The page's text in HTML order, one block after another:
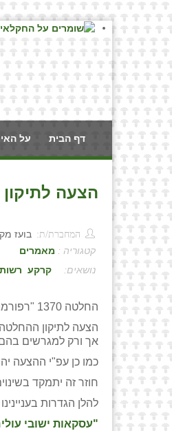
דף הבית על
הצעה לתיקון החלטת
המחברת/ת: בועז
קטגוריה : מאמרים
:
קרקע
החלטה 1370 "רפורמה בניהול מקרקעי ישראל" (להלן: "ההצעה"). מועד הישיבה לאישור ההחלטה נקבע ליום 14.3.2016.
הצעה לתיקון ההחלטה 1370 מתמקדת במספר שינוים, שהעיקרי הוא שבעסקאות שבוצעו באזורים שאינם בעדיפות לפי בניה בפועל ובעסקאות ביישובי עולים
אך ורק למגרשים בהם
כמו כן עפ"י ההצעה
חוזר זה יתמקד
להלן הגדרות
"עסקאות ישובי